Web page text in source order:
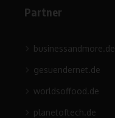
Partner
businessandmore.de
gesuendernet.de
worldsoffood.de
planetoftech.de